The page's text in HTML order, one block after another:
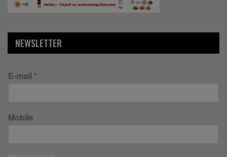
NEWSLETTER
E-mail *
Mobile